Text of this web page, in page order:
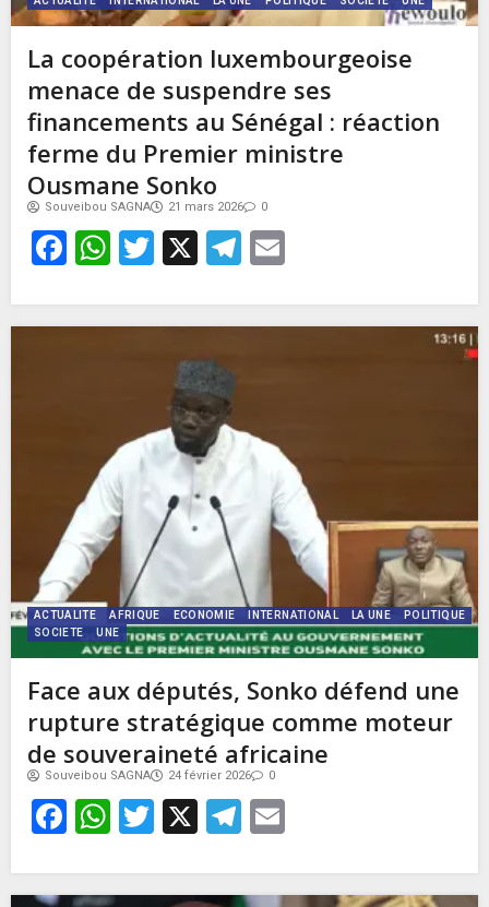
La coopération luxembourgeoise
menace de suspendre ses
financements au Sénégal : réaction
ferme du Premier ministre
Ousmane Sonko
Souveibou SAGNA 21 mars 2026 0
Facebook
WhatsApp
Twitter
X Telegram
ACTUALITE AFRIQUE ECONOMIE INTERNATIONAL LA UNE
POLITIQUE
SOCIETE
UNE
Face aux députés, Sonko défend une
rupture stratégique comme moteur
de souveraineté africaine
Souveibou SAGNA 24 février 2026 0
Facebook
WhatsApp
Twitter
X Telegram